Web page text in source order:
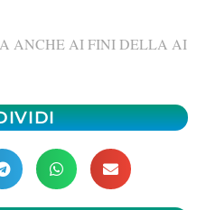
ANCHE AI FINI DELLA AI